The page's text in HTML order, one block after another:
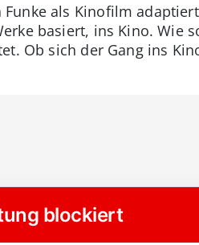
als Kinofilm
basiert, ins Kino. Wie
Ob sich der Gang ins